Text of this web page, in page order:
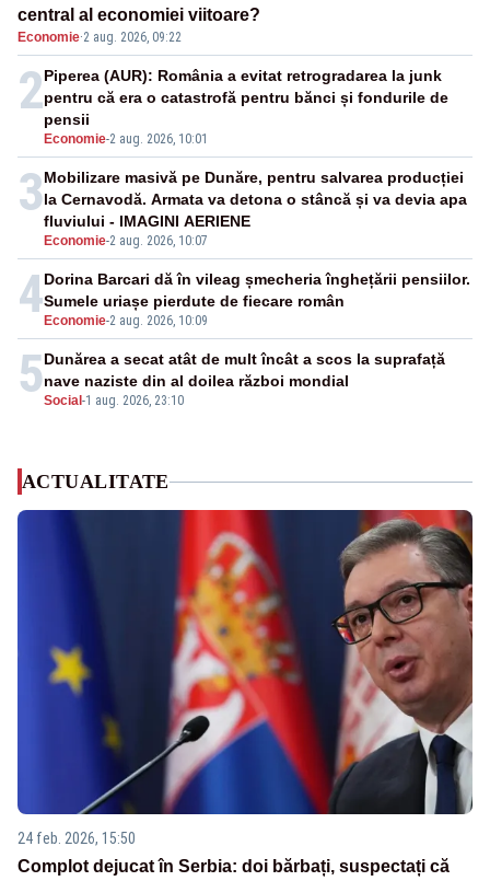
central al economiei viitoare?
Economie·2 aug. 2026, 09:22
2
Economie-2 aug. 2026, 10:01
Piperea (AUR): România a evitat retrogradarea la junk
pentru că era o catastrofă pentru bănci și fondurile de
pensii
3
Economie-2 aug. 2026, 10:07
Mobilizare masivă pe Dunăre, pentru salvarea producției
la Cernavodă. Armata va detona o stâncă și va devia apa
fluviului - IMAGINI AERIENE
4 Economie-2 aug. 2026, 10:09
Dorina Barcari dă în vileag șmecheria înghețării pensiilor.
Sumele uriașe pierdute de fiecare român
5Social -1 aug. 2026, 23:10
Dunărea a secat atât de mult încât a scos la suprafață
nave naziste din al doilea război mondial
ACTUALITATE
24 feb. 2026, 15:50
Complot dejucat în Serbia: doi bărbați, suspectați că